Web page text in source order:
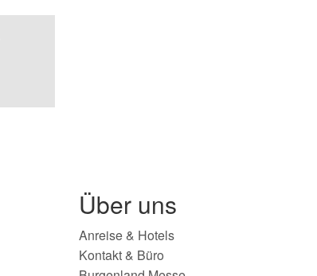
Über uns
Anreise & Hotels
Kontakt & Büro